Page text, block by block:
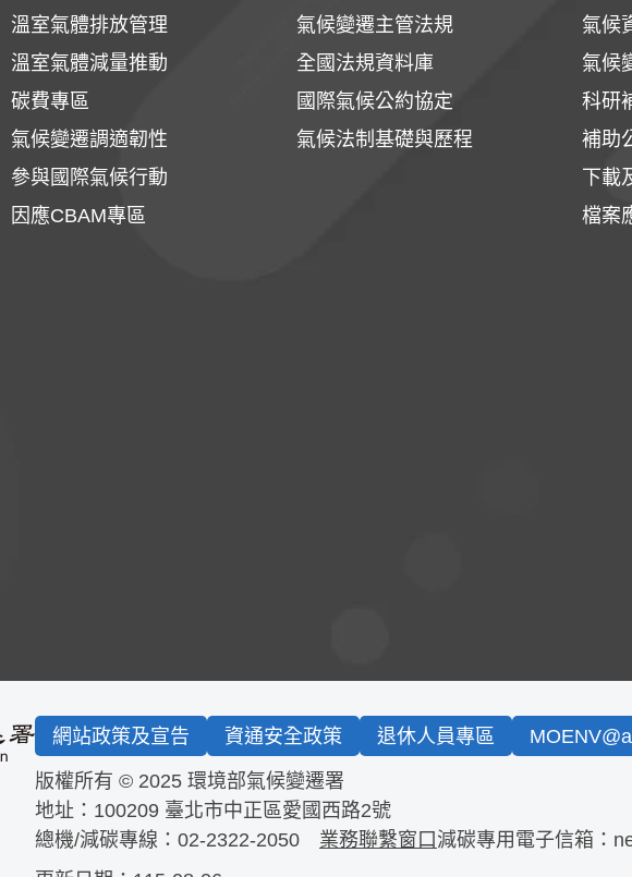
溫室氣體排放管理
溫室氣體減量推動
碳費專區
氣候變遷調適韌性
參與國際氣候行動
因應CBAM專區
氣候變遷主管法規
全國法規資料庫
國際氣候公約協定
氣候法制基礎與歷程
氣候
氣候
科研
補助
下載
檔案
網站政策及宣告 資通安全政策 退休人員專區
版權所有 © 2025 環境部氣候變遷署
地址：100209 臺北市中正區愛國西路2號
總機/減碳專線： 02-2322-2050 業務聯繫窗口 減碳專用電子信箱：